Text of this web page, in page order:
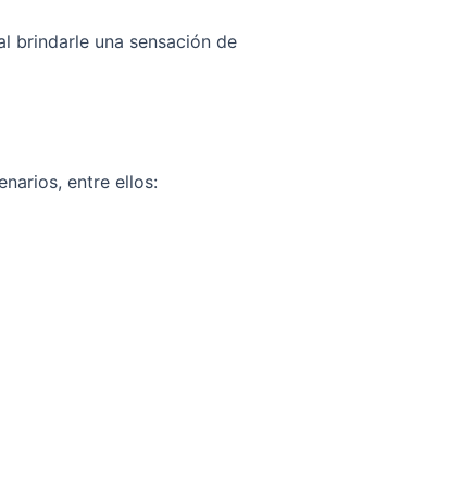
brindarle una sensación de
entre ellos: